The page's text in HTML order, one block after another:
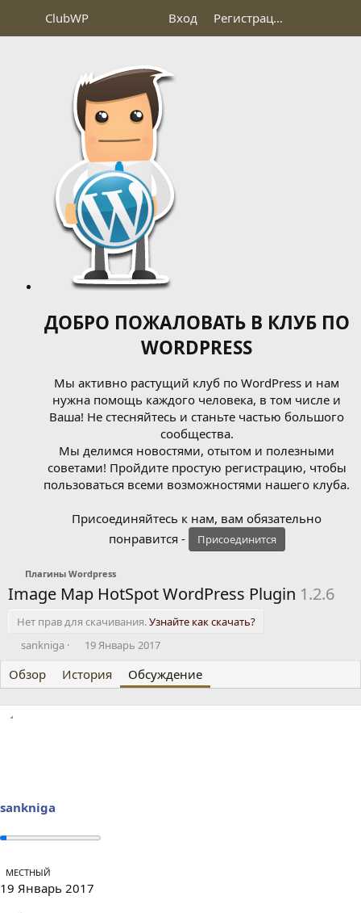
ClubWP Вход Регистрация
ДОБРО ПОЖАЛОВАТЬ В КЛУБ ПО
WORDPRESS
Мы активно растущий клуб по WordPress и нам
нужна помощь каждого человека, в том числе и
Ваша! Не стесняйтесь и станьте частью большого
сообщества.
Мы делимся новостями, отытом и полезными
советами! Пройдите простую регистрацию, чтобы
пользоваться всеми возможностями нашего клуба.
Присоединяйтесь к нам, вам обязательно
понравится -
Присоединится
Плагины Wordpress
Image Map HotSpot WordPress Plugin 1.2.6
Нет прав для скачивания.Узнайте как скачать?
А
т
о
р
sankniga
Д
т
а
н
19 Январь 2017
Обзор История Обсуждение
sankniga
МЕСТНЫЙ
19 Январь 2017